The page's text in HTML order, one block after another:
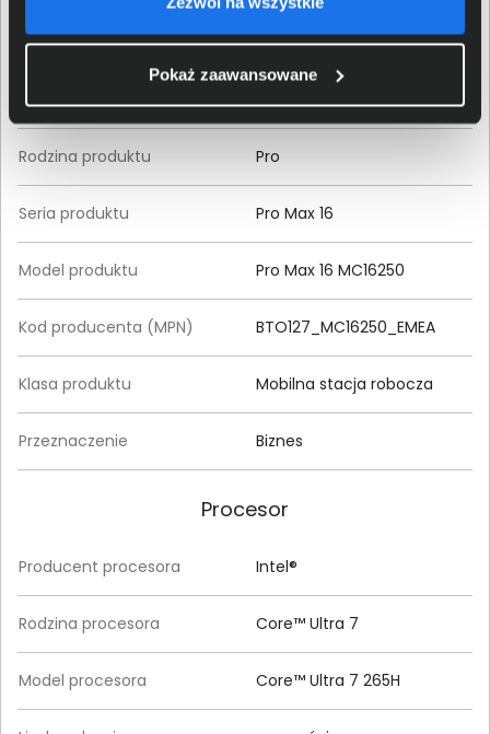
Pokaż zaawansowane
Produkt
Producent Dell
Rodzina produktu Pro
Seria produktu Pro Max 16
Model produktu Pro Max 16 MC16250
Kod producenta (MPN) BTO127_MC16250_EMEA
Klasa produktu Mobilna stacja robocza
Przeznaczenie Biznes
Procesor
Producent procesora Intel®
Rodzina procesora Core™ Ultra 7
Model procesora Core™ Ultra 7 265H